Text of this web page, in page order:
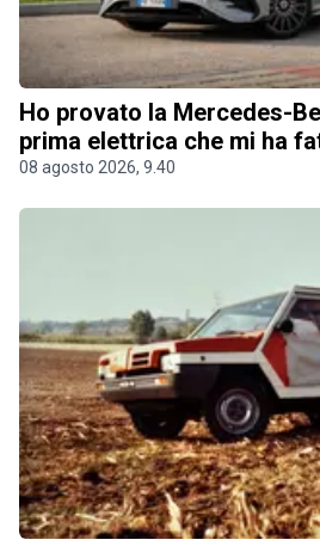
Ho provato la Mercedes-
prima elettrica che mi ha
08 agosto 2026, 9.40